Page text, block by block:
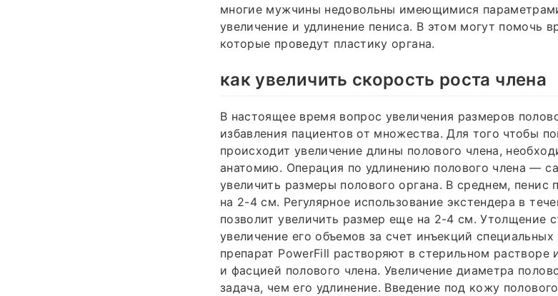
многие мужчины недовольны имеющимися
увеличение и удлинение пениса. В этом могут помочь
которые проведут пластику органа.
как увеличить скорость роста члена
В настоящее время вопрос увеличения размеров
избавления пациентов от множества. Для того чтобы
происходит увеличение длины полового члена,
анатомию. Операция по удлинению полового члена —
увеличить размеры полового органа. В среднем, пенис
на 2-4 см. Регулярное использование экстендера в
позволит увеличить размер еще на 2-4 см. Утолщение
увеличение его объемов за счет инъекций
препарат PowerFill растворяют в стерильном
и фасцией полового члена. Увеличение диаметра
задача, чем его удлинение. Введение под кожу